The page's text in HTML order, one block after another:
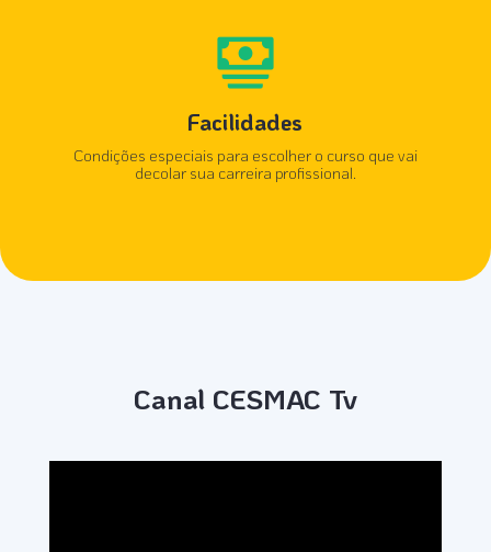
Facilidades
Condições especiais para escolher o curso que vai
decolar sua carreira profissional.
Canal CESMAC Tv